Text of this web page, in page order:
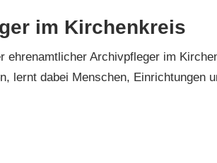
im Kirchenkreis
ehrenamtlicher Archivpfleger im
lernt dabei Menschen, Einrichtungen